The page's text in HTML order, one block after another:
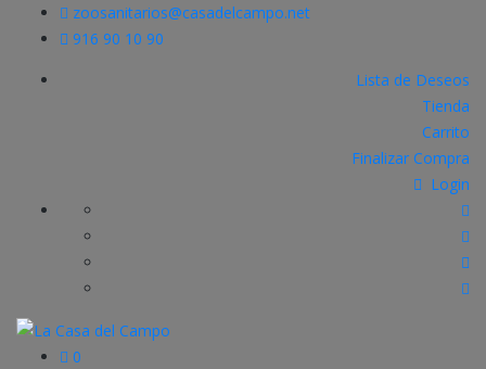
zoosanitarios@casadelcampo.net
916 90 10 90
Lista de Deseos
Tienda
Carrito
Finalizar Compra
Login
0